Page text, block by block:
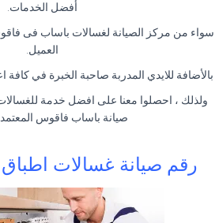
أفضل الخدمات.
سواء من مركز الصيانة لغسالات باساب فى
العميل.
بالأضافة للايدي المدربة صاحبة الخبرة في
ولذلك ، احصلوا معنا على افضل خدمة
صيانة باساب فاقوس
رقم صيانة غسالات